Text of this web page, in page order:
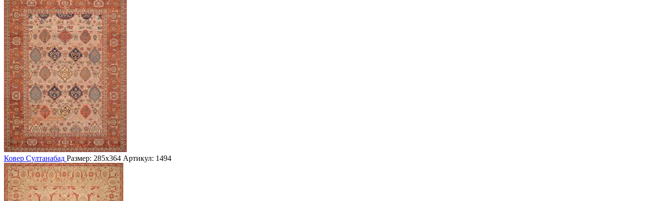
Ковер Султанабад Размер: 285х364 Артикул: 1494